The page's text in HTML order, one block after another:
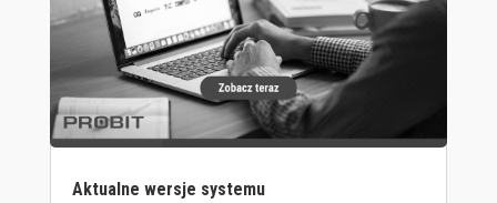
Aktualne wersje systemu